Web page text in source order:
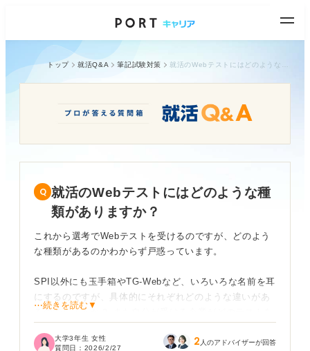
トップ 就活Q&A 筆記試験対策
就活のWebテストにはどのような種
類がありますか？
これから選考でWebテストを受けるのですが、どのよう
な種類があるのかわからず戸惑っています。
SPI以外にも玉手箱やTG-Webなど、いろいろな名前を耳
にするのですが、具体的にそれぞれどのような違いがあ
るのでしょうか？ また自分が受ける企業がどのテストを
しいです。
⋯続きを読む▼
大学3年生 女性
質問日： 2026/2/27 2 人のアドバイザーが回答